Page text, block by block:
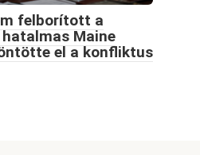
felborított a
Maine
el a konfliktus